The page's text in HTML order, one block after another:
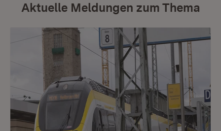
Aktuelle Meldungen zum Thema